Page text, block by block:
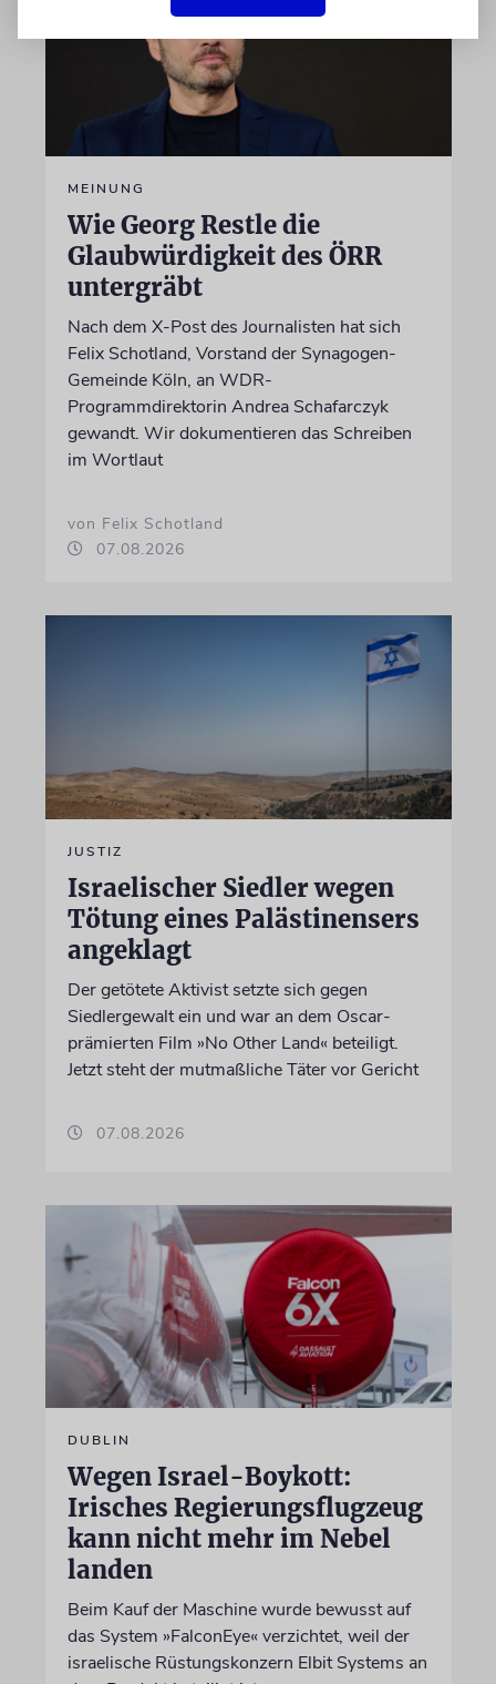
MEINUNG
Wie Georg Restle die
Glaubwürdigkeit des ÖRR
untergräbt
Nach dem X-Post des Journalisten hat sich
Felix Schotland, Vorstand der Synagogen-
Gemeinde Köln, an WDR-
Programmdirektorin Andrea Schafarczyk
gewandt. Wir dokumentieren das Schreiben
im Wortlaut
von Felix Schotland
07.08.2026
JUSTIZ
Israelischer Siedler wegen
Tötung eines Palästinensers
angeklagt
Der getötete Aktivist setzte sich gegen
Siedlergewalt ein und war an dem Oscar-
prämierten Film »No Other Land« beteiligt.
Jetzt steht der mutmaßliche Täter vor Gericht
07.08.2026
DUBLIN
Wegen Israel-Boykott:
Irisches Regierungsflugzeug
kann nicht mehr im Nebel
landen
Beim Kauf der Maschine wurde bewusst auf
das System »FalconEye« verzichtet, weil der
israelische Rüstungskonzern Elbit Systems an